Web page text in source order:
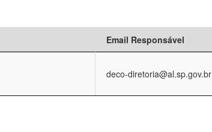
Email Responsável
deco-diretoria@al.sp.gov.br